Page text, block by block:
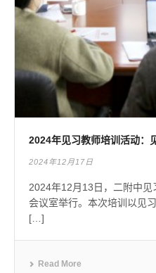
2024年见习教师培训活动：
2024年12月17日
2024年12月13日，二附中
会议室举行。本次培训以见
[…]
Read More